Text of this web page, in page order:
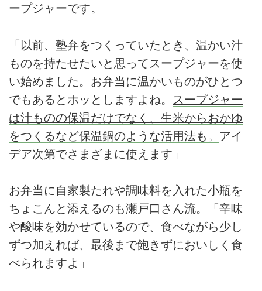
ープジャーです。
「以前、塾弁をつくっていたとき、温かい汁
ものを持たせたいと思ってスープジャーを使
い始めました。お弁当に温かいものがひとつ
でもあるとホッとしますよね。
スープジャー
は汁ものの保温だけでなく、生米からおかゆ
をつくるなど保温鍋のような活用法も。 アイ
デア次第でさまざまに使えます」
お弁当に自家製たれや調味料を入れた小瓶を
ちょこんと添えるのも瀬戸口さん流。「辛味
や酸味を効かせているので、食べながら少し
ずつ加えれば、最後まで飽きずにおいしく食
べられますよ」